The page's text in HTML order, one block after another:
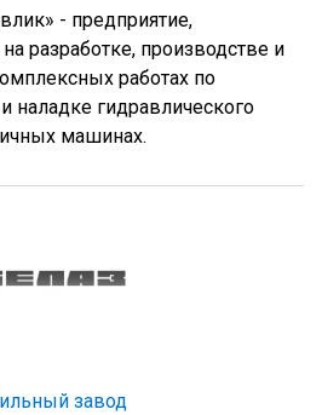
- предприятие,
разработке, производстве и
работах по
наладке гидравлического
машинах.
завод